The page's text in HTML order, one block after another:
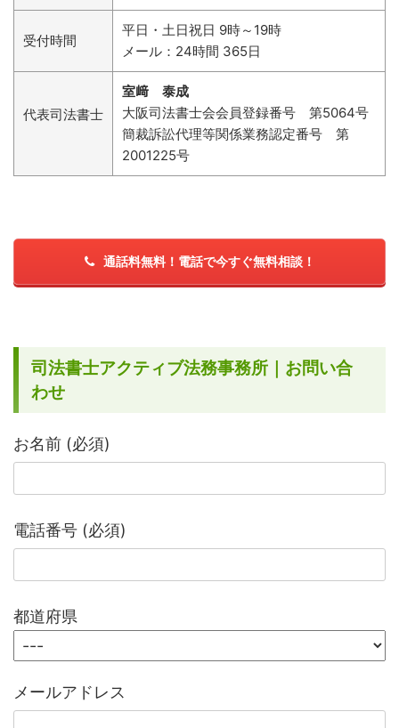
受付時間
平日・土日祝日 9時～19時
メール：24時間 365日
代表司法書士
室﨑 泰成
大阪司法書士会会員登録番号 第5064号
簡裁訴訟代理等関係業務認定番号 第
2001225号
通話料無料！電話で今すぐ無料相談！
司法書士アクティブ法務事務所｜お問い合
わせ
お名前 (必須)
電話番号 (必須)
都道府県
メールアドレス